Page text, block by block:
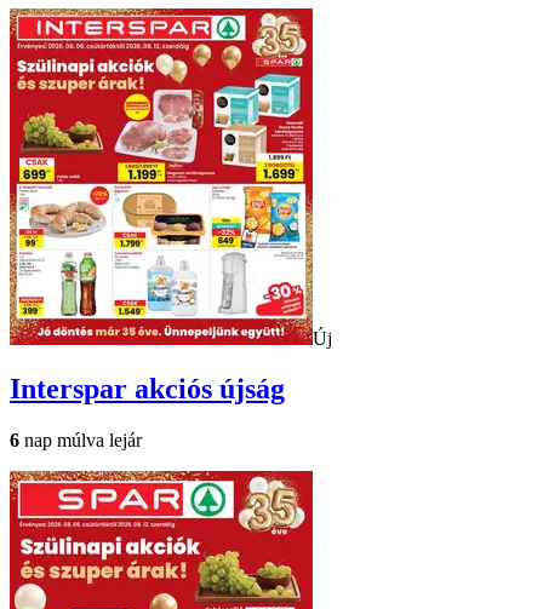
Új
Interspar akciós újság
6 nap múlva lejár